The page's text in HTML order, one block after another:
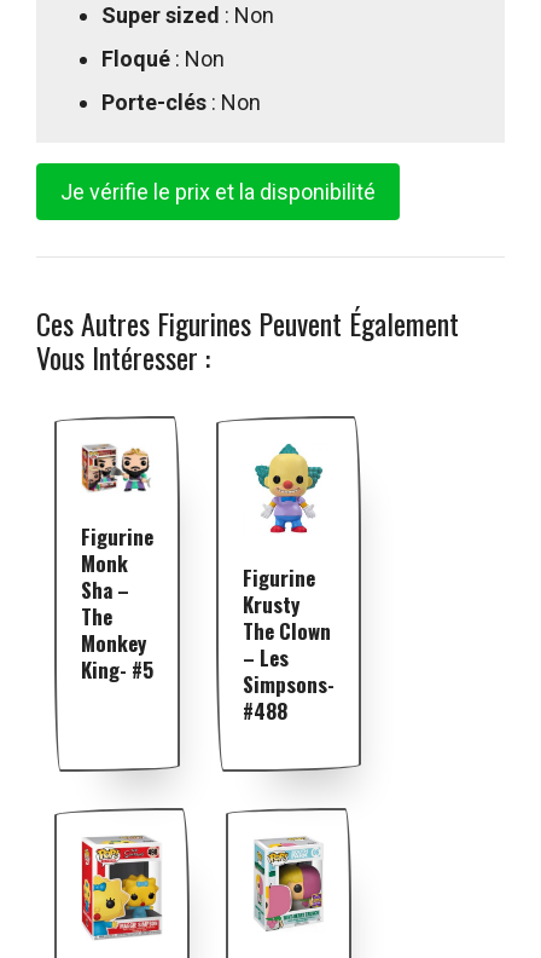
Super sized : Non
Floqué : Non
Porte-clés : Non
Je vérifie le prix et la disponibilité
Ces Autres Figurines Peuvent Également
Vous Intéresser :
Figurine
Monk
Sha –
The
Monkey
King- #5
Figurine
Krusty
The Clown
– Les
Simpsons-
#488